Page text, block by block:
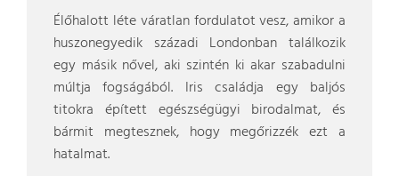
Élőhalott léte váratlan fordulatot vesz, amikor a
huszonegyedik századi Londonban találkozik
egy másik nővel, aki szintén ki akar szabadulni
múltja fogságából. Iris családja egy baljós
titokra épített egészségügyi birodalmat, és
bármit megtesznek, hogy megőrizzék ezt a
hatalmat.